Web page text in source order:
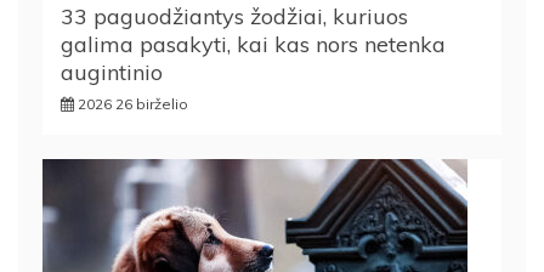
33 paguodžiantys žodžiai, kuriuos
galima pasakyti, kai kas nors netenka
augintinio
2026 26 birželio